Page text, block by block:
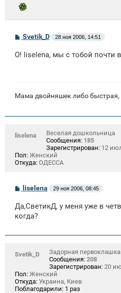
С
б
Svetik_D 28 ноя 2006, 14:51
О! liselena, мы с тобой почти
Мама двойняшек либо быстрая,
liselena
Веселая дошкольница
Сообщения: 185
Зарегистрирован: 12
Пол: Женский
Откуда: ОДЕССА
С
б
щ
и
liselena 29 ноя 2006, 08:45
Да,СветикД, у меня уже в
когда?
Svetik_D
Задорная первоклашка
Сообщения: 208
Зарегистрирован: 20
Пол: Женский
Откуда: Украина, Киев
Поблагодарили: 1 раз